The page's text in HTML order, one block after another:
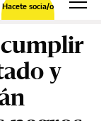
Hacete socia/o
cumplir
y